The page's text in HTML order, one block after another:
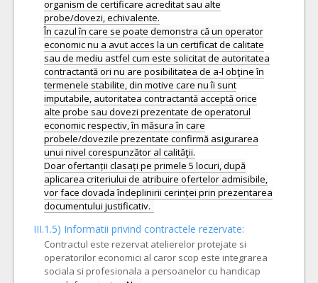
organism de certificare acreditat sau alte
probe/dovezi, echivalente.
În cazul în care se poate demonstra că un operator
economic nu a avut acces la un certificat de calitate
sau de mediu astfel cum este solicitat de autoritatea
contractantă ori nu are posibilitatea de a-l obţine în
termenele stabilite, din motive care nu îi sunt
imputabile, autoritatea contractantă acceptă orice
alte probe sau dovezi prezentate de operatorul
economic respectiv, în măsura în care
probele/dovezile prezentate confirmă asigurarea
unui nivel corespunzător al calităţii.
Doar ofertanții clasați pe primele 5 locuri, după
aplicarea criteriului de atribuire ofertelor admisibile,
vor face dovada îndeplinirii cerinței prin prezentarea
III.1.5) Informatii privind contractele rezervate:
Contractul este rezervat atelierelor protejate si
operatorilor economici al caror scop este integrarea
sociala si profesionala a persoanelor cu handicap